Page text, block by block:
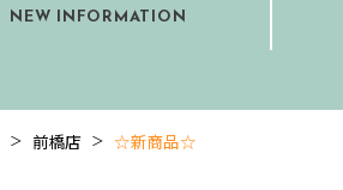
NEW INFORMATION
前橋店 ☆新商品☆